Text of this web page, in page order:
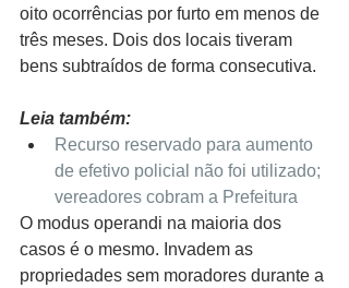
oito ocorrências por furto em menos de
três meses. Dois dos locais tiveram
bens subtraídos de forma consecutiva.
Leia também:
Recurso reservado para aumento
de efetivo policial não foi utilizado;
vereadores cobram a Prefeitura
O modus operandi na maioria dos
casos é o mesmo. Invadem as
propriedades sem moradores durante a